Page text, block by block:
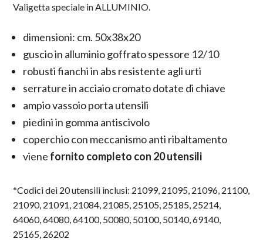
Valigetta speciale in ALLUMINIO.
dimensioni: cm. 50x38x20
guscio in alluminio goffrato spessore 12/10
robusti fianchi in abs resistente agli urti
serrature in acciaio cromato dotate di chiave
ampio vassoio porta utensili
piedini in gomma antiscivolo
coperchio con meccanismo anti ribaltamento
viene fornito completo con 20 utensili
*Codici dei 20 utensili inclusi: 21099, 21095, 21096, 21100,
21090, 21091, 21084, 21085, 25105, 25185, 25214,
64060, 64080, 64100, 50080, 50100, 50140, 69140,
25165, 26202